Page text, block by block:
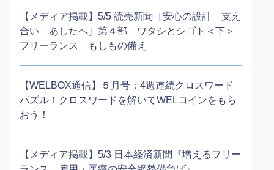
【メディア掲載】5/5 読売新聞［安心の設計 支え
合い あしたへ］第４部 ワタシとシゴト＜下＞
フリーランス もしもの備え
【WELBOX通信】５月号：4週連続クロスワード
パズル！クロスワードを解いてWELコインをもら
おう！
【メディア掲載】5/3 日本経済新聞『増えるフリー